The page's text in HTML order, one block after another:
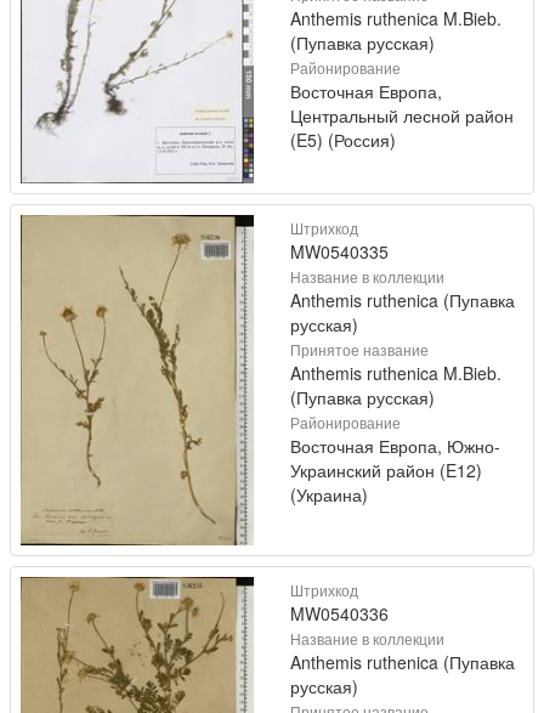
Anthemis ruthenica M.Bieb.
(Пупавка русская)
Районирование
Восточная Европа,
Центральный лесной район
(E5) (Россия)
Штрихкод
MW0540335
Название в коллекции
Anthemis ruthenica (Пупавка
русская)
Принятое название
Anthemis ruthenica M.Bieb.
(Пупавка русская)
Районирование
Восточная Европа, Южно-
Украинский район (E12)
(Украина)
Штрихкод
MW0540336
Название в коллекции
Anthemis ruthenica (Пупавка
русская)